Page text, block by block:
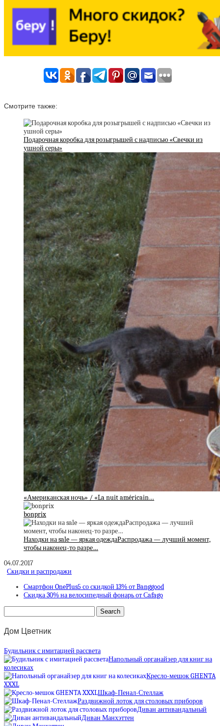
Смотрите также:
Подарочная коробка для розыгрышей с надписью «Свечки из
ушной серы»
«Американская ночь» / «La nuit américain…
bonprix
Находки на sale — яркая одеждаРаспродажа — лучший момент,
чтобы наконец-то разре…
04.07.2017
Скидки и распродажи
Смартфон OnePlus5 со скидкой 13% от Banggood
Скидка 30% на велосипедный фонарь от Сafago
Дом Цветник
Будильник с имитацией рассвета
Напольный органайзер для книг на
колесиках
Кресло-мешок GHENTA
XXXL
Шкаф-Пенал-Стеллаж
Раздвижной лоток для столовых приборов
Диван антивандальный
Диван Манхэттен